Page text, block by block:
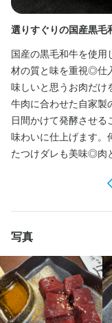
選りすぐりの国産黒毛
国産の黒毛和牛を使
材の質と味を重視◎仕
味しいと思うお肉だけ
牛肉に合わせた自家製
日間かけて発酵させ
味わいに仕上げます。
たつけダレも美味◎肉
写真
【調理スタッフ】
開店前の仕込み、料理
全般をお任せします。
将来的には、料理長候
発、他の調理スタッフ
す。
勤務地
連絡先
0905-157-5075